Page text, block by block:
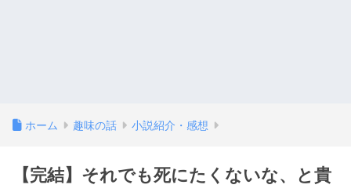
ホーム 趣味の話 小説紹介・感想
【完結】それでも死にたくないな、と貴